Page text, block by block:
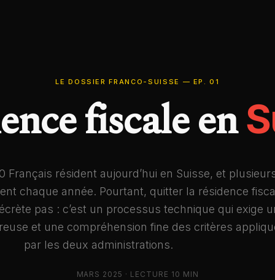
LE DOSSIER FRANCO-SUISSE — EP. 01
fiscale en
Français résident aujourd’hui en Suisse, et
chaque année. Pourtant, quitter la résidence
pas : c’est un processus technique qui exige
et une compréhension fine des critères
par les deux administrations.
MARS 2025 · LECTURE 10 MIN